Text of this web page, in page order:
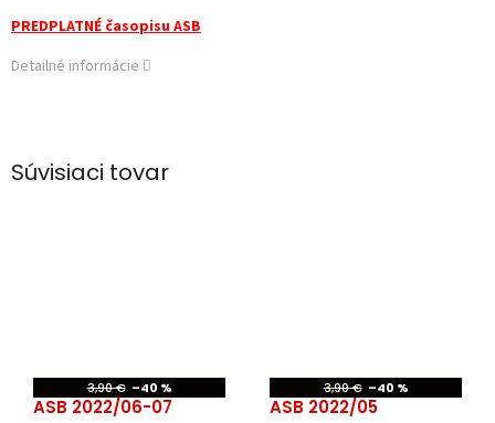
PREDPLATNÉ časopisu ASB
Detailné informácie
Súvisiaci tovar
3,90 € –40 %
ASB 2022/06-07
3,90 € –40 %
ASB 2022/05